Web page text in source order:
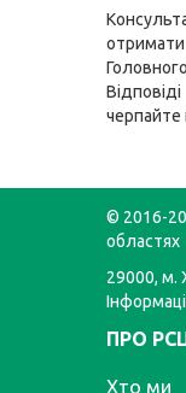
черпайте
© 2016-
областях
29000, м.
ПРО
Хто ми